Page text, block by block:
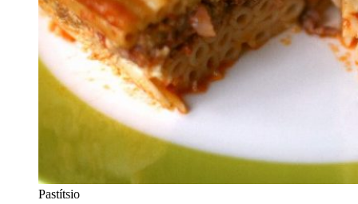
Pastítsio